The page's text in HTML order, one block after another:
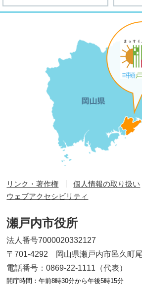
リンク・著作権
個人情報の取り扱い
ウェブアクセシビリティ
瀬戸内市役所
法人番号7000020332127
〒701-4292 岡山県瀬戸内市邑久町
電話番号：0869-22-1111（代表）
開庁時間：午前8時30分から午後5時15分